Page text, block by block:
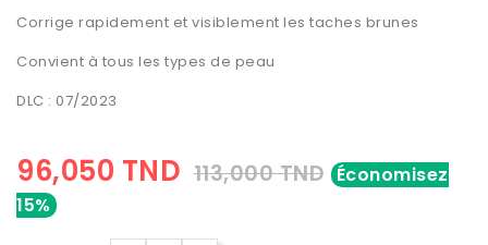
Corrige rapidement et visiblement les taches brunes
Convient à tous les types de peau
DLC : 07/2023
96,050 TND 113,000 TND Économisez
15%